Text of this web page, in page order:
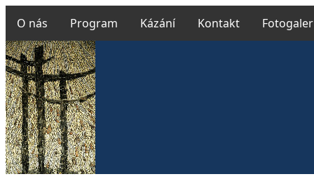
O nás Program Kázání Kontakt